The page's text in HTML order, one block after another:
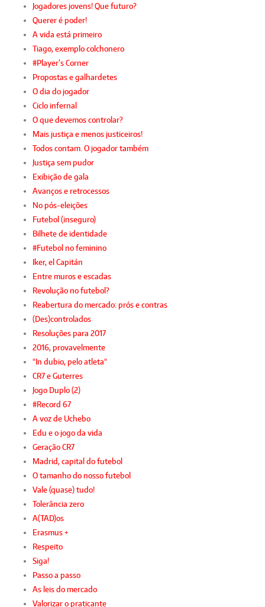
Jogadores jovens! Que futuro?
Querer é poder!
A vida está primeiro
Tiago, exemplo colchonero
#Player’s Corner
Propostas e galhardetes
O dia do jogador
Ciclo infernal
O que devemos controlar?
Mais justiça e menos justiceiros!
Todos contam. O jogador também
Justiça sem pudor
Exibição de gala
Avanços e retrocessos
No pós-eleições
Futebol (inseguro)
Bilhete de identidade
#Futebol no feminino
Iker, el Capitán
Entre muros e escadas
Revolução no futebol?
Reabertura do mercado: prós e contras
(Des)controlados
Resoluções para 2017
2016, provavelmente
"In dubio, pelo atleta"
CR7 e Guterres
Jogo Duplo (2)
#Record 67
A voz de Uchebo
Edu e o jogo da vida
Geração CR7
Madrid, capital do futebol
O tamanho do nosso futebol
Vale (quase) tudo!
Tolerância zero
A(TAD)os
Erasmus +
Respeito
Siga!
Passo a passo
As leis do mercado
Valorizar o praticante